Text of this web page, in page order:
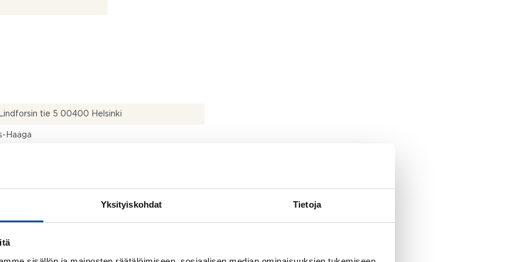
Yksityiskohdat Tietoja
tie 5 00400 Helsinki
Haaga